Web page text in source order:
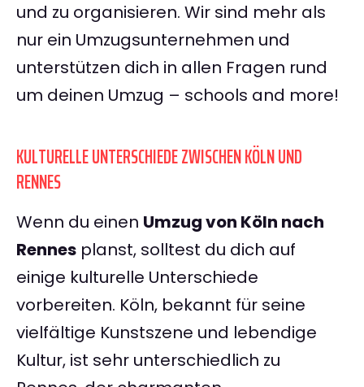
und zu organisieren. Wir sind mehr als
nur ein Umzugsunternehmen und
unterstützen dich in allen Fragen rund
um deinen Umzug – schools and more!
KULTURELLE UNTERSCHIEDE ZWISCHEN KÖLN UND
RENNES
Wenn du einen Umzug von Köln nach
Rennes planst, solltest du dich auf
einige kulturelle Unterschiede
vorbereiten. Köln, bekannt für seine
vielfältige Kunstszene und lebendige
Kultur, ist sehr unterschiedlich zu